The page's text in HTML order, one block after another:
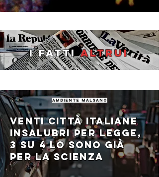
I fattialtrui
ambiente malsano
Venti città italiane
insalubri per legge,
3 su 4 lo sono già
per la scienza